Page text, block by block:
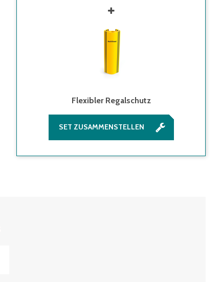
Flexibler Regalschutz
SET ZUSAMMENSTELLEN